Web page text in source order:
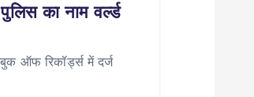
का नाम वर्ल्ड
ऑफ रिकॉर्ड्स में दर्ज